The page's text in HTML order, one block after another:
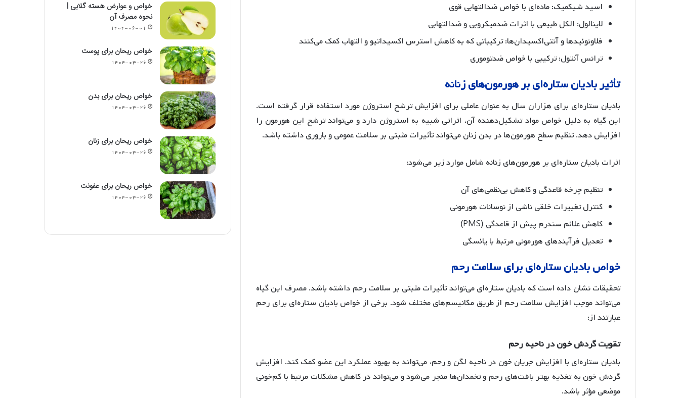
اسید شیکمیک: ماده‌ای با خواص ضدالتهابی قوی
لاینالول: الکل طبیعی با اثرات ضدمیکروبی و ضدالتهابی
فلاونوئیدها و آنتی‌اکسیدان‌ها: ترکیباتی که به کاهش استرس اکسیداتیو و التهاب کمک می‌کنند
ترانس آنتول: ترکیبی با خواص ضدتوموری
تأثیربادیانستارهایبرهورمونهایزنانه
بادیان ستاره‌ای برای هزاران سال به عنوان عاملی برای افزایش ترشح استروژن مورد استفاده قرار گرفته است.
این گیاه به دلیل خواص مواد تشکیل‌دهنده آن، اثراتی شبیه به استروژن دارد و می‌تواند ترشح این هورمون را
افزایش دهد. تنظیم سطح هورمون‌ها در بدن زنان می‌تواند تأثیرات مثبتی بر سلامت عمومی و باروری داشته باشد.
اثرات بادیان ستاره‌ای بر هورمون‌های زنانه شامل موارد زیر می‌شود:
تنظیم چرخه قاعدگی و کاهش بی‌نظمی‌های آن
کنترل تغییرات خلقی ناشی از نوسانات هورمونی
کاهش علائم سندرم پیش از قاعدگی (PMS)
تعدیل فرآیندهای هورمونی مرتبط با یائسگی
خواصبادیانستارهایبرایسلامترحم
تحقیقات نشان داده است که بادیان ستاره‌ای می‌تواند تأثیرات مثبتی بر سلامت رحم داشته باشد. مصرف این گیاه
می‌تواند موجب افزایش سلامت رحم از طریق مکانیسم‌های مختلف شود. برخی از خواص بادیان ستاره‌ای برای رحم
عبارتند از:
تقویتگردشخوندرناحیهرحم
بادیان ستاره‌ای با افزایش جریان خون در ناحیه لگن و رحم، می‌تواند به بهبود عملکرد این عضو کمک کند. افزایش
گردش خون به تغذیه بهتر بافت‌های رحم و تخمدان‌ها منجر می‌شود و می‌تواند در کاهش مشکلات مرتبط با کم‌خونی
موضعی مؤثر باشد.
خواص و عوارض هسته گلابی |
نحوه مصرف آن
۱۴۰۴-۰۶-۰۱
خواص ریحان برای پوست
۱۴۰۴-۰۳-۲۶
خواص ریحان برای بدن
۱۴۰۴-۰۳-۲۶
خواص ریحان برای زنان
۱۴۰۴-۰۳-۲۶
خواص ریحان برای عفونت
۱۴۰۴-۰۳-۲۶